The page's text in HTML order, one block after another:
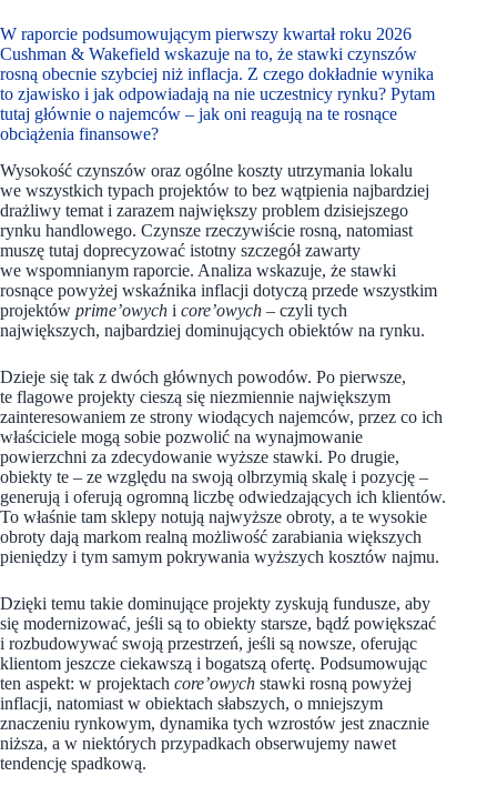
W raporcie podsumowującym pierwszy kwartał roku 2026
Cushman & Wakefield wskazuje na to, że stawki czynszów
rosną obecnie szybciej niż inflacja. Z czego dokładnie wynika
to zjawisko i jak odpowiadają na nie uczestnicy rynku? Pytam
tutaj głównie o najemców – jak oni reagują na te rosnące
obciążenia finansowe?
Wysokość czynszów oraz ogólne koszty utrzymania lokalu
we wszystkich typach projektów to bez wątpienia najbardziej
drażliwy temat i zarazem największy problem dzisiejszego
rynku handlowego. Czynsze rzeczywiście rosną, natomiast
muszę tutaj doprecyzować istotny szczegół zawarty
we wspomnianym raporcie. Analiza wskazuje, że stawki
rosnące powyżej wskaźnika inflacji dotyczą przede wszystkim
projektów prime’owych i core’owych – czyli tych
największych, najbardziej dominujących obiektów na rynku.
Dzieje się tak z dwóch głównych powodów. Po pierwsze,
te flagowe projekty cieszą się niezmiennie największym
zainteresowaniem ze strony wiodących najemców, przez co ich
właściciele mogą sobie pozwolić na wynajmowanie
powierzchni za zdecydowanie wyższe stawki. Po drugie,
obiekty te – ze względu na swoją olbrzymią skalę i pozycję –
generują i oferują ogromną liczbę odwiedzających ich klientów.
To właśnie tam sklepy notują najwyższe obroty, a te wysokie
obroty dają markom realną możliwość zarabiania większych
pieniędzy i tym samym pokrywania wyższych kosztów najmu.
Dzięki temu takie dominujące projekty zyskują fundusze, aby
się modernizować, jeśli są to obiekty starsze, bądź powiększać
i rozbudowywać swoją przestrzeń, jeśli są nowsze, oferując
klientom jeszcze ciekawszą i bogatszą ofertę. Podsumowując
ten aspekt: w projektach core’owych stawki rosną powyżej
inflacji, natomiast w obiektach słabszych, o mniejszym
znaczeniu rynkowym, dynamika tych wzrostów jest znacznie
niższa, a w niektórych przypadkach obserwujemy nawet
tendencję spadkową.